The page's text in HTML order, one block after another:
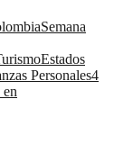
Semana
Estados
Personales4